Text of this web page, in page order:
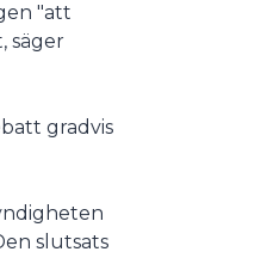
"att
säger
gradvis
slutsats